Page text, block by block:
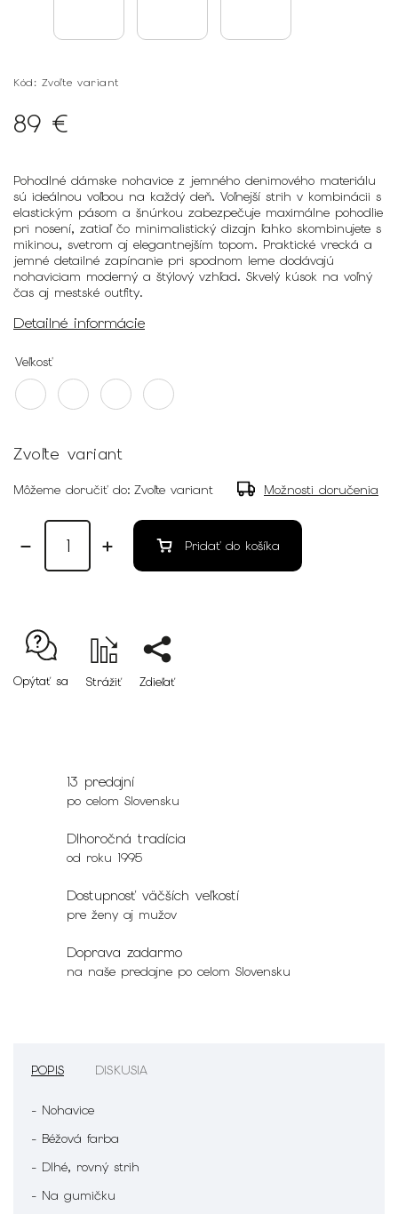
Kód: Zvoľte variant
89 €
Pohodlné dámske nohavice z jemného denimového materiálu
sú ideálnou voľbou na každý deň. Voľnejší strih v kombinácii s
elastickým pásom a šnúrkou zabezpečuje maximálne pohodlie
pri nosení, zatiaľ čo minimalistický dizajn ľahko skombinujete s
mikinou, svetrom aj elegantnejším topom. Praktické vrecká a
jemné detailné zapínanie pri spodnom leme dodávajú
nohaviciam moderný a štýlový vzhľad. Skvelý kúsok na voľný
čas aj mestské outfity.
Detailné informácie
Veľkosť
Zvoľte variant
Môžeme doručiť do: Zvoľte variant Možnosti doručenia
Pridať do košíka
Opýtať sa Strážiť Zdieľať
13 predajní
po celom Slovensku
Dlhoročná tradícia
od roku 1995
Dostupnosť väčších veľkostí
pre ženy aj mužov
Doprava zadarmo
na naše predajne po celom Slovensku
POPIS DISKUSIA
- Nohavice
- Béžová farba
- Dlhé, rovný strih
- Na gumičku